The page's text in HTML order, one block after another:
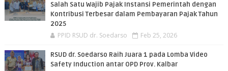
Salah Satu Wajib Pajak Instansi Pemerintah dengan
Kontribusi Terbesar dalam Pembayaran Pajak Tahun
2025
PPID RSUD dr. Soedarso Feb 25, 2026
RSUD dr. Soedarso Raih Juara 1 pada Lomba Video
Safety Induction antar OPD Prov. Kalbar